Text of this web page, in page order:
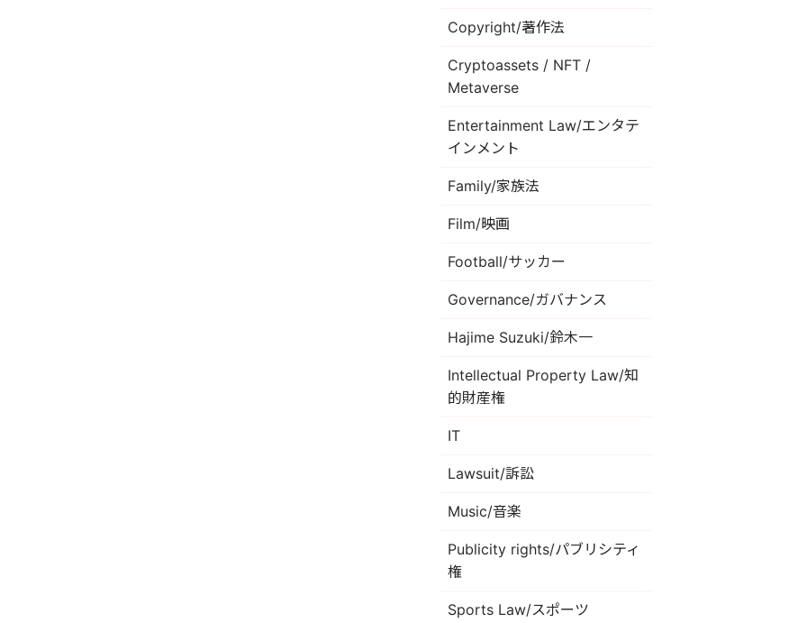
Copyright/著作法
Cryptoassets / NFT /
Metaverse
Entertainment Law/エンタテ
インメント
Family/家族法
Film/映画
Football/サッカー
Governance/ガバナンス
Hajime Suzuki/鈴木一
Intellectual Property Law/知
的財産権
IT
Lawsuit/訴訟
Music/音楽
Publicity rights/パブリシティ
権
Sports Law/スポーツ